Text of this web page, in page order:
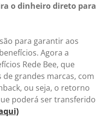
o dinheiro direto para
para garantir aos
Agora a
Rede Bee, que
grandes marcas, com
ou seja, o retorno
poderá ser transferido